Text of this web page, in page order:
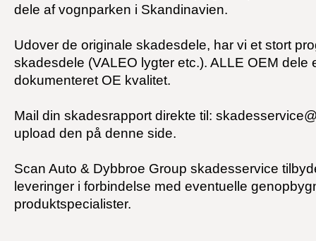
dele af vognparken i Skandinavien.
Udover de originale skadesdele, har vi et stort
skadesdele (VALEO lygter etc.). ALLE OEM dele
dokumenteret OE kvalitet.
Mail din skadesrapport direkte til:
upload den på denne side.
Scan Auto & Dybbroe Group skadesservice
leveringer i forbindelse med eventuelle
produktspecialister.